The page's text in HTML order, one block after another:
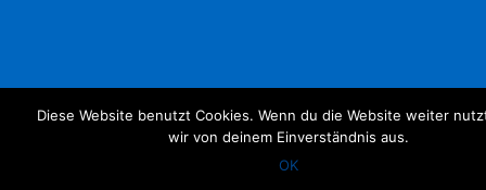
Diese Website benutzt Cookies. Wenn du die Website weiter
wir von deinem Einverständnis aus.
OK